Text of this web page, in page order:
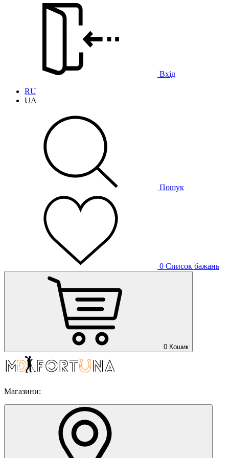
Вхід
RU
UA
Пошук
0 Список бажань
0 Кошик
Магазини: